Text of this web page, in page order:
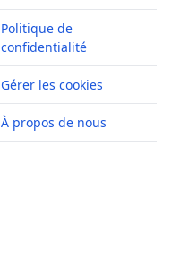
Politique de
confidentialité
Gérer les cookies
À propos de nous